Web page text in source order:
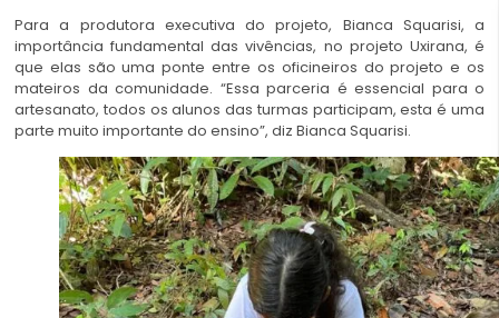
Para a produtora executiva do projeto, Bianca Squarisi, a
importância fundamental das vivências, no projeto Uxirana, é
que elas são uma ponte entre os oficineiros do projeto e os
mateiros da comunidade. “Essa parceria é essencial para o
artesanato, todos os alunos das turmas participam, esta é uma
parte muito importante do ensino”, diz Bianca Squarisi.